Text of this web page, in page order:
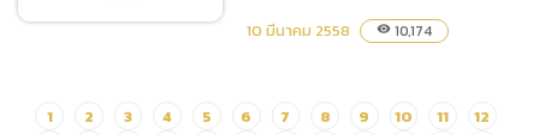
แพร่สำนักงานพัฒนาพิงคนคร
ประกาศสอบราคาจ้างปรับปรุง
10 มีนาคม 2558 visibility 10,174
1 2 3 4 5 6 7 8 9 10 11
12